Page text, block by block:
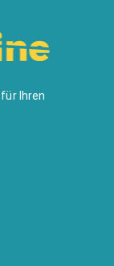
Ihren